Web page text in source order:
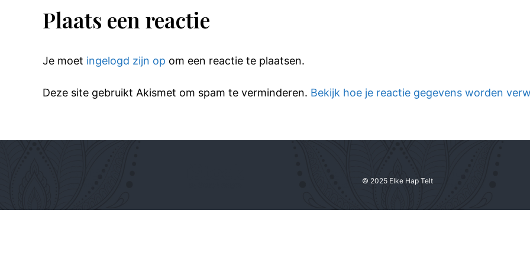
Plaats een reactie
Je moet ingelogd zijn op om een reactie te plaatsen.
Deze site gebruikt Akismet om spam te verminderen. Bekijk hoe je reactie gegevens worden
© 2025 Elke Hap Telt